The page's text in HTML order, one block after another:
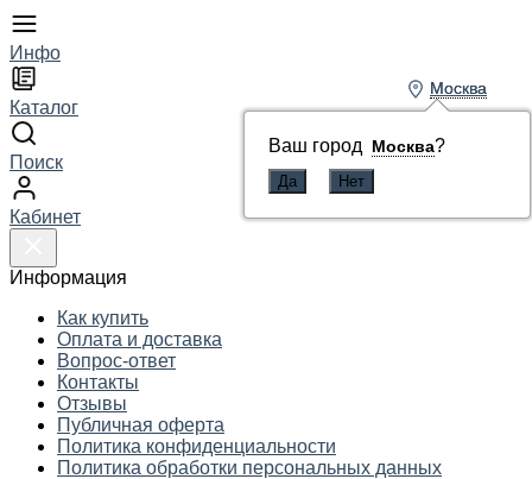
Инфо
Каталог
Поиск
Кабинет
Информация
Как купить
Оплата и доставка
Вопрос-ответ
Контакты
Отзывы
Публичная оферта
Политика конфиденциальности
Политика обработки персональных данных
Москва
Ваш город Москва?
Москва
Ваш город Москва?